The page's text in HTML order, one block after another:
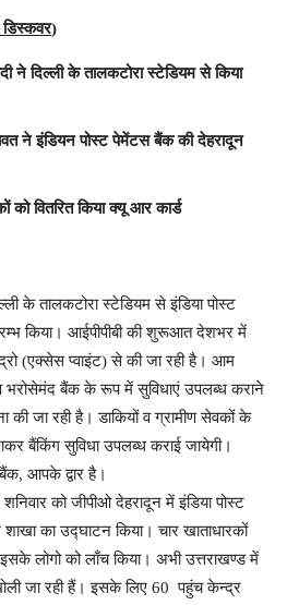
डिस्कवर)
ने दिल्ली के तालकटोरा स्टेडियम से किया
ने इंडियन पोस्ट पेमेंटस बैंक की देहरादून
को वितरित किया क्यू आर कार्ड
के तालकटोरा स्टेडियम से इंडिया पोस्ट
किया। आईपीपीबी की शुरूआत देशभर में
(एक्सेस प्वाइंट) से की जा रही है। आम
भरोसेमंद बैंक के रूप में सुविधाएं उपलब्ध कराने
की जा रही है। डाकियों व ग्रामीण सेवकों के
बैंकिंग सुविधा उपलब्ध कराई जायेगी।
आपके द्वार है।
को जीपीओ देहरादून में इंडिया पोस्ट
का उद्घाटन किया। चार खाताधारकों
लोगो को लाँच किया। अभी उत्तराखण्ड में
जा रही हैं। इसके लिए 60 पहुंच केन्द्र